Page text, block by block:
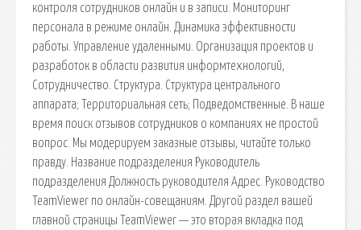
контроля сотрудников онлайн и в записи. Мониторинг
персонала в режиме онлайн. Динамика эффективности
работы. Управление удаленными. Организация проектов и
разработок в области развития информтехнологий,
Сотрудничество. Структура. Структура центрального
аппарата; Территориальная сеть; Подведомственные. В наше
время поиск отзывов сотрудников о компаниях не простой
вопрос. Мы модерируем заказные отзывы, читайте только
правду. Название подразделения Руководитель
подразделения Должность руководителя Адрес. Руководство
TeamViewer по онлайн-совещаниям. Другой раздел вашей
главной страницы TeamViewer — это вторая вкладка под